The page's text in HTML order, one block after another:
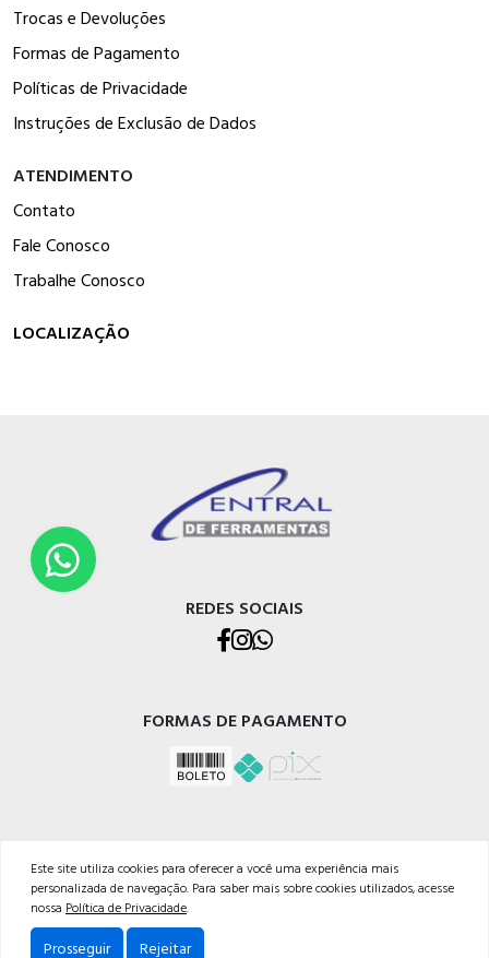
Trocas e Devoluções
Formas de Pagamento
Políticas de Privacidade
Instruções de Exclusão de Dados
ATENDIMENTO
Contato
Fale Conosco
Trabalhe Conosco
LOCALIZAÇÃO
REDES SOCIAIS
FORMAS DE PAGAMENTO
CENTRAL DE FERRAMENTAS GMR LTDA
CNPJ: 07.404.480/0001-03
Av. Perimetral Bruno Segalla, 11039
Este site utiliza cookies para oferecer a você uma experiência mais
personalizada de navegação. Para saber mais sobre cookies utilizados, acesse
nossa Política de Privacidade.
Prosseguir Rejeitar